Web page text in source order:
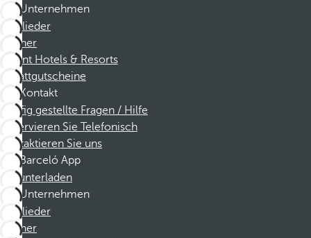
Unternehmen
Mitglieder
Partner
Dorint Hotels & Resorts
Rabattgutscheine
Kontakt
Häufig gestellte Fragen / Hilfe
Reservieren Sie Telefonisch
Kontaktieren Sie uns
Barceló App
Herunterladen
Unternehmen
Mitglieder
Partner